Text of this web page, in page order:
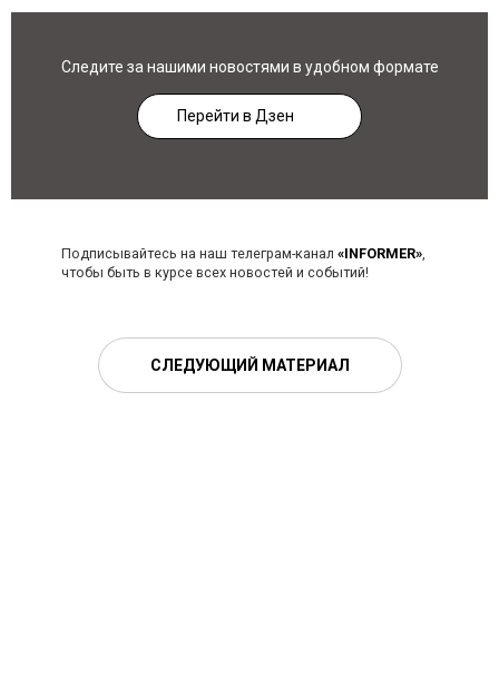
Следите за нашими новостями в удобном формате
Перейти в Дзен
Подписывайтесь на наш телеграм-канал «INFORMER»,
чтобы быть в курсе всех новостей и событий!
СЛЕДУЮЩИЙ МАТЕРИАЛ